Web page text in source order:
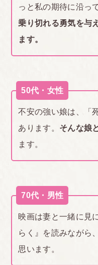
っと私の期待に沿っ
乗り切れる勇気を与
ます。
50代・女性
不安の強い娘は、「
あります。 そんな娘
ます。
70代・男性
映画は妻と一緒に見
らく』を読みながら、
思います。